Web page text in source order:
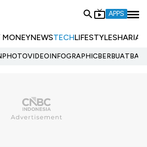
APPS
MONEYNEWSTECHLIFESTYLESHARIA
PHOTOVIDEOINFOGRAPHIC